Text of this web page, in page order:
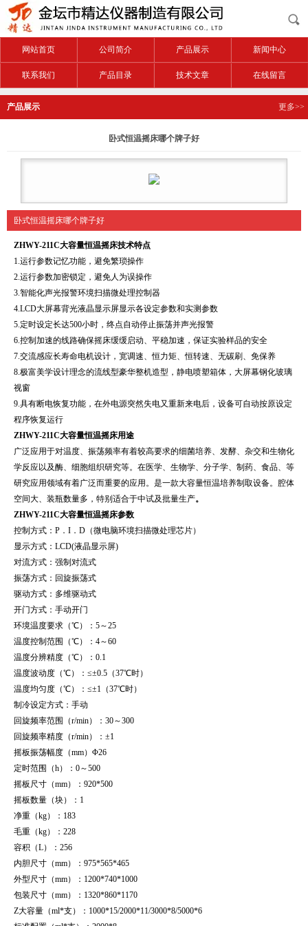
网站首页 公司简介 产品展示 新闻中心
联系我们 产品目录 技术文章 在线留言
产品展示 更多>>
卧式恒温摇床哪个牌子好
卧式恒温摇床哪个牌子好
ZHWY-211C大容量恒温摇床技术特点
1. 运行参数记忆功能，避免繁琐操作
2. 运行参数加密锁定，避免人为误操作
3. 智能化声光报警环境扫描微处理控制器
4.LCD大屏幕背光液晶显示屏显示各设定参数和实测参数
5. 定时设定长达500小时，终点自动停止振荡并声光报警
6. 控制加速的线路确保摇床缓缓启动、平稳加速，保证实验样品的安全
7. 交流感应长寿命电机设计，宽调速、恒力矩、恒转速、无碳刷、免保养
8. 极富美学设计理念的流线型豪华整机造型，静电喷塑箱体，大屏幕钢化玻璃
视窗
9. 具有断电恢复功能，在外电源突然失电又重新来电后，设备可自动按原设定
程序恢复运行
ZHWY-211C大容量恒温摇床用途
广泛应用于对温度、振荡频率有着较高要求的细菌培养、发酵、杂交和生物化
学反应以及酶、细胞组织研究等。在医学、生物学、分子学、制药、食品、等
研究应用领域有着广泛而重要的应用。是一款大容量恒温培养制取设备。腔体
空间大、装瓶数量多，特别适合于中试及批量生产。
ZHWY-211C大容量恒温摇床参数
控制方式： P ． I ． D （微电脑环境扫描微处理芯片）
显示方式： LCD(液晶显示屏)
对流方式：强制对流式
振荡方式：回旋振荡式
驱动方式：多维驱动式
开门方式：手动开门
环境温度要求（℃）： 5～25
温度控制范围（℃）： 4～60
温度分辨精度（℃）： 0.1
温度波动度（℃）： ≤±0.5 （37℃时）
温度均匀度（℃）： ≤±1 （37℃时）
制冷设定方式：手动
回旋频率范围（r/min）： 30～300
回旋频率精度（r/min）： ±1
摇板振荡幅度（mm） Φ26
定时范围（h）： 0～500
摇板尺寸（mm）： 920*500
摇板数量（块）： 1
净重（kg）： 183
毛重（kg）： 228
容积（L）： 256
内胆尺寸（mm）： 975*565*465
外型尺寸（mm）： 1200*740*1000
包装尺寸（mm）： 1320*860*1170
Z大容量（ml*支）： 1000*15/2000*11/3000*8/5000*6